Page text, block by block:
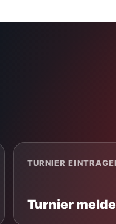
TURNIER
Turnier